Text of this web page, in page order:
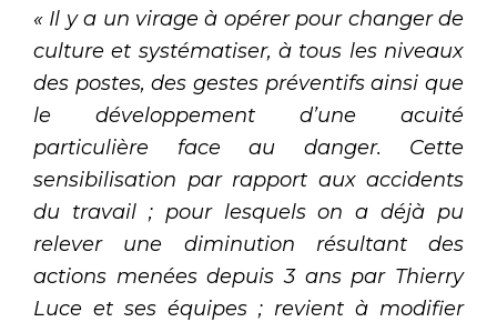
« Il y a un virage à opérer pour changer de
culture et systématiser, à tous les niveaux
des postes, des gestes préventifs ainsi que
le développement d’une acuité
particulière face au danger. Cette
sensibilisation par rapport aux accidents
du travail ; pour lesquels on a déjà pu
relever une diminution résultant des
actions menées depuis 3 ans par Thierry
Luce et ses équipes ; revient à modifier